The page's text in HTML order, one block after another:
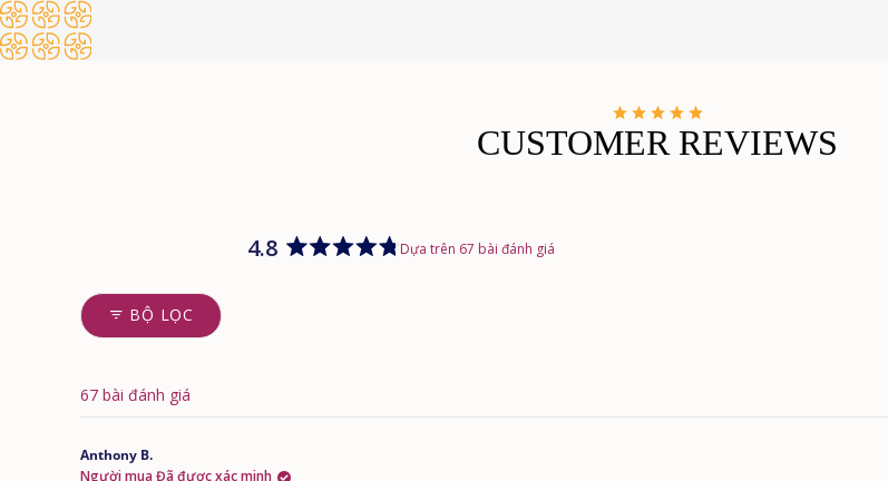
CUSTOMER REVIEWS
4.8 Dựa trên 67 bài đánh giá
BỘ LỌC
67 bài đánh giá
Anthony B.
Người mua Đã được xác minh